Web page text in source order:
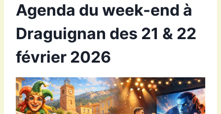
Agenda du week-end à
Draguignan des 21 & 22
février 2026